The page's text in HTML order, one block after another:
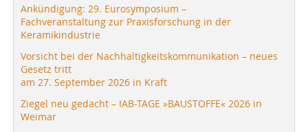
Ankündigung: 29. Eurosymposium –
Fachveranstaltung zur Praxisforschung in der
Keramikindustrie
Vorsicht bei der Nachhaltigkeitskommunikation – neues
Gesetz tritt
am 27. September 2026 in Kraft
Ziegel neu gedacht – IAB-TAGE »BAUSTOFFE« 2026 in
Weimar